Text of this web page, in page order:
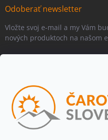
Odoberať newsletter
Vložte svoj e-mail a my Vám
nových produktoch na našom
Vložením e-mailu súhlasíte s
údajov
Beriem na vedomie, že adresa